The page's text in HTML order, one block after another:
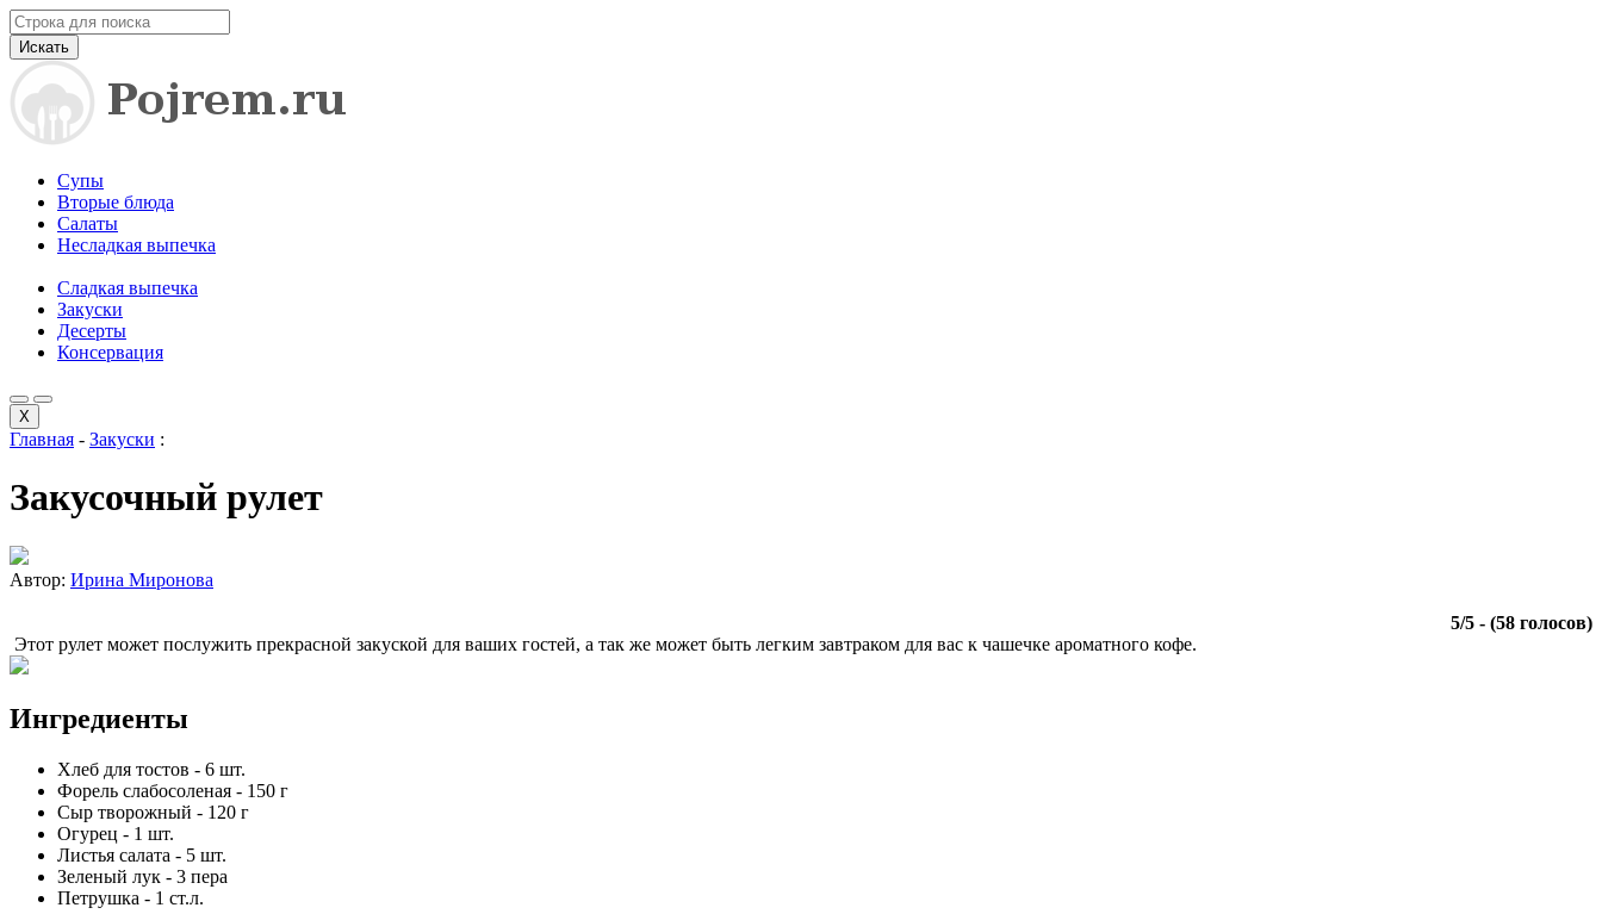
Искать
Супы
Вторые блюда
Салаты
Несладкая выпечка
Сладкая выпечка
Закуски
Десерты
Консервация
X
Главная - Закуски :
Закусочный рулет
Автор: Ирина Миронова
5/5 - (58 голосов)
Этот рулет может послужить прекрасной закуской для ваших гостей, а так же может быть легким завтраком для вас к чашечке ароматного кофе.
Ингредиенты
Хлеб для тостов - 6 шт.
Форель слабосоленая - 150 г
Сыр творожный - 120 г
Огурец - 1 шт.
Листья салата - 5 шт.
Зеленый лук - 3 пера
Петрушка - 1 ст.л.